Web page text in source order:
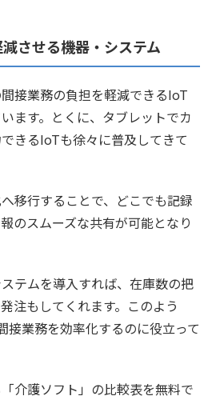
させる機器・システム
接業務の負担を軽減できるIoT
ます。とくに、タブレットでカ
きるIoTも徐々に普及してきて
移行することで、どこでも記録
のスムーズな共有が可能となり
テムを導入すれば、在庫数の把
注もしてくれます。このよう
接業務を効率化するのに役立って
介護ソフト」の比較表を無料で